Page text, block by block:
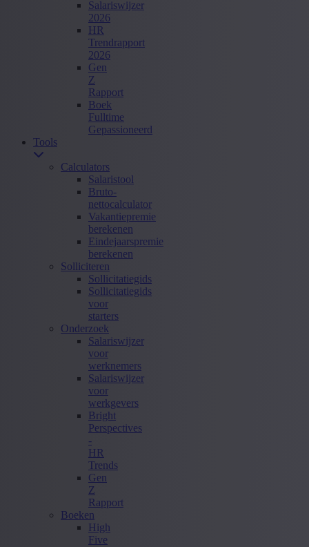
Salariswijzer
2026
HR
Trendrapport
2026
Gen
Z
Rapport
Boek
Fulltime
Gepassioneerd
Tools
Calculators
Salaristool
Bruto-
nettocalculator
Vakantiepremie
berekenen
Eindejaarspremie
berekenen
Solliciteren
Sollicitatiegids
Sollicitatiegids
voor
starters
Onderzoek
Salariswijzer
voor
werknemers
Salariswijzer
voor
werkgevers
Bright
Perspectives
-
HR
Trends
Gen
Z
Rapport
Boeken
High
Five